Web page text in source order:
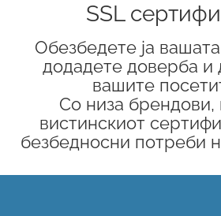
SSL
Обезбедете ја
додадете доверба и
вашите
Со низа брендови,
вистинскиот
безбедносни потреби